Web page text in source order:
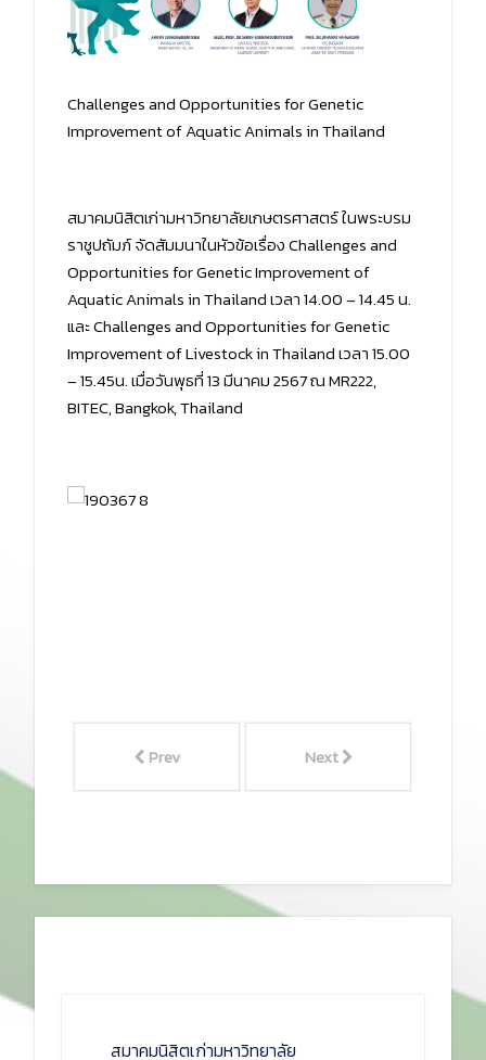
Challenges and Opportunities for Genetic
Improvement of Aquatic Animals in Thailand
สมาคมนิสิตเก่ามหาวิทยาลัยเกษตรศาสตร์ ในพระบรม
ราชูปถัมภ์ จัดสัมมนาในหัวข้อเรื่อง Challenges and
Opportunities for Genetic Improvement of
Aquatic Animals in Thailand เวลา 14.00 – 14.45 น.
และ Challenges and Opportunities for Genetic
Improvement of Livestock in Thailand เวลา 15.00
– 15.45น. เมื่อวันพุธที่ 13 มีนาคม 2567 ณ MR222,
BITEC, Bangkok, Thailand